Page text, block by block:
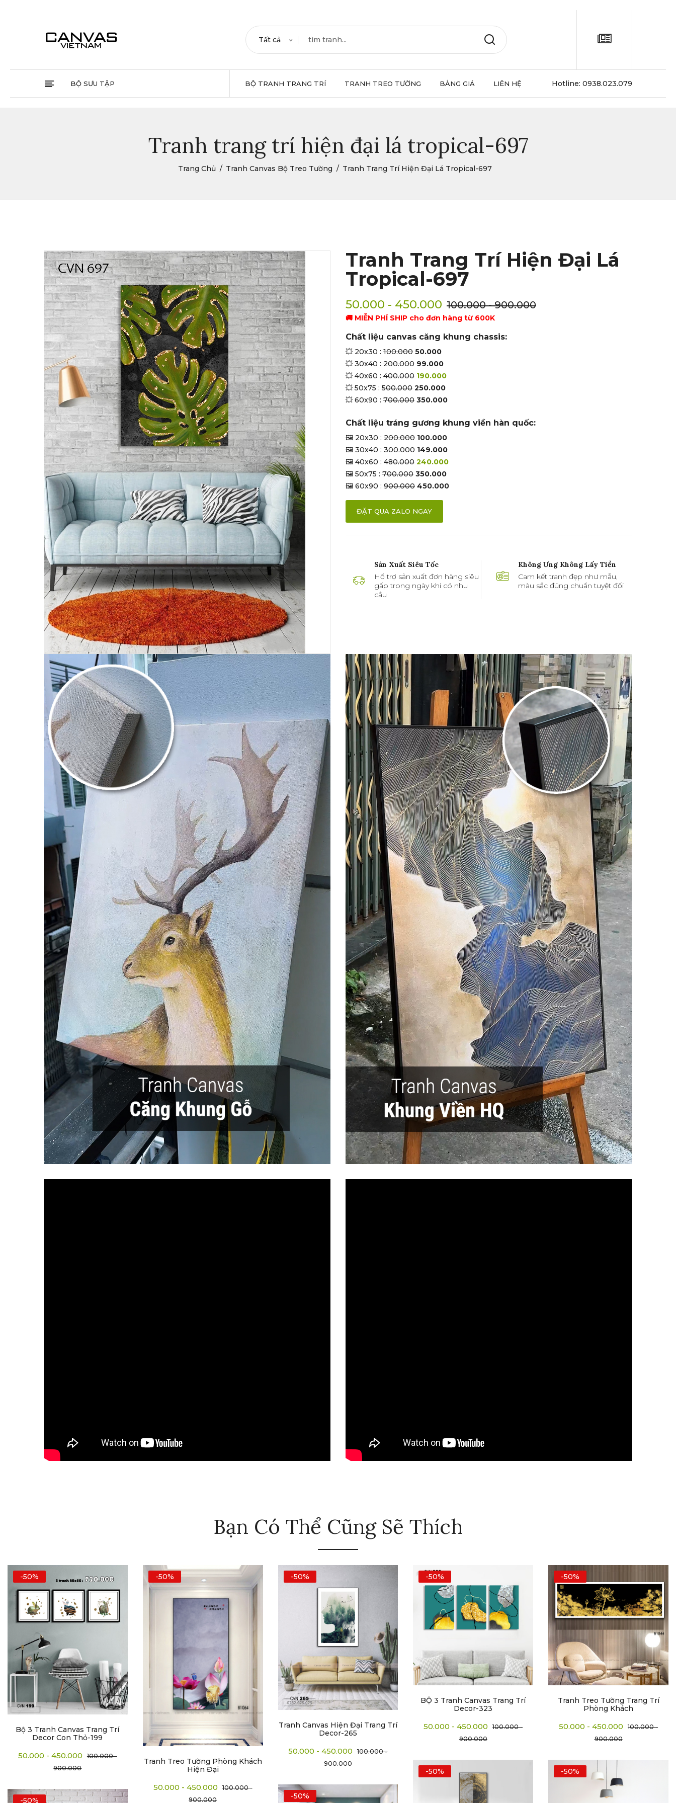
Tất cả
BỘ SƯU TẬP BỘ TRANH TRANG TRÍ TRANH TREO TƯỜNG BẢNG GIÁ LIÊN HỆ Hotline: 0938.023.079
Tranh trang trí hiện đại lá tropical-697
Trang Chủ Tranh Canvas Bộ Treo Tường Tranh Trang Trí Hiện Đại Lá Tropical-697
Tranh Trang Trí Hiện Đại Lá
Tropical-697
50.000 - 450.000 100.000 - 900.000
🚚 MIỄN PHÍ SHIP cho đơn hàng từ 600K
Chất liệu canvas căng khung chassis:
💥 20x30 : 100.000 50.000
💥 30x40 : 200.000 99.000
💥 40x60 : 400.000 190.000
💥 50x75 : 500.000 250.000
💥 60x90 : 700.000 350.000
Chất liệu tráng gương khung viền hàn quốc:
🖼 20x30 : 200.000 100.000
🖼 30x40 : 300.000 149.000
🖼 40x60 : 480.000 240.000
🖼 50x75 : 700.000 350.000
🖼 60x90 : 900.000 450.000
ĐẶT QUA ZALO NGAY
Sản Xuất Siêu Tốc
Hổ trợ sản xuất đơn hàng siêu
gấp trong ngày khi có nhu
cầu
Không Ưng Không Lấy Tiền
Cam kết tranh đẹp như mẫu,
màu sắc đúng chuẩn tuyệt đối
Bạn Có Thể Cũng Sẽ Thích
-50%
Bộ 3 Tranh Canvas Trang Trí
Decor Con Thỏ-199
50.000 - 450.000
100.000 -
900.000
-50%
-50%
Tranh Treo Tường Phòng Khách
Hiện Đại
50.000 - 450.000
100.000 -
900.000
-50%
Tranh Canvas Hiện Đại Trang Trí
Decor-265
50.000 - 450.000
100.000 -
900.000
-50%
-50%
BỘ 3 Tranh Canvas Trang Trí
Decor-323
50.000 - 450.000
100.000 -
900.000
-50%
-50%
Tranh Treo Tường Trang Trí
Phòng Khách
50.000 - 450.000
100.000 -
900.000
-50%